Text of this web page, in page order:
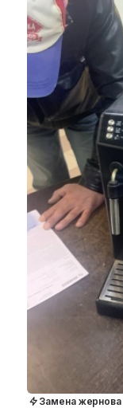
Замена